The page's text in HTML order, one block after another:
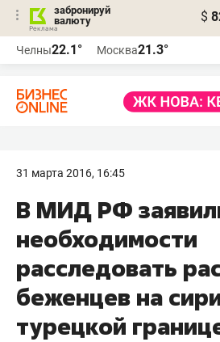
забронируй
валюту
$
Челны22.1° Москва21.3°
31 марта 2016, 16:45
​В МИД РФ
необходимости
расследовать
беженцев на
турецкой